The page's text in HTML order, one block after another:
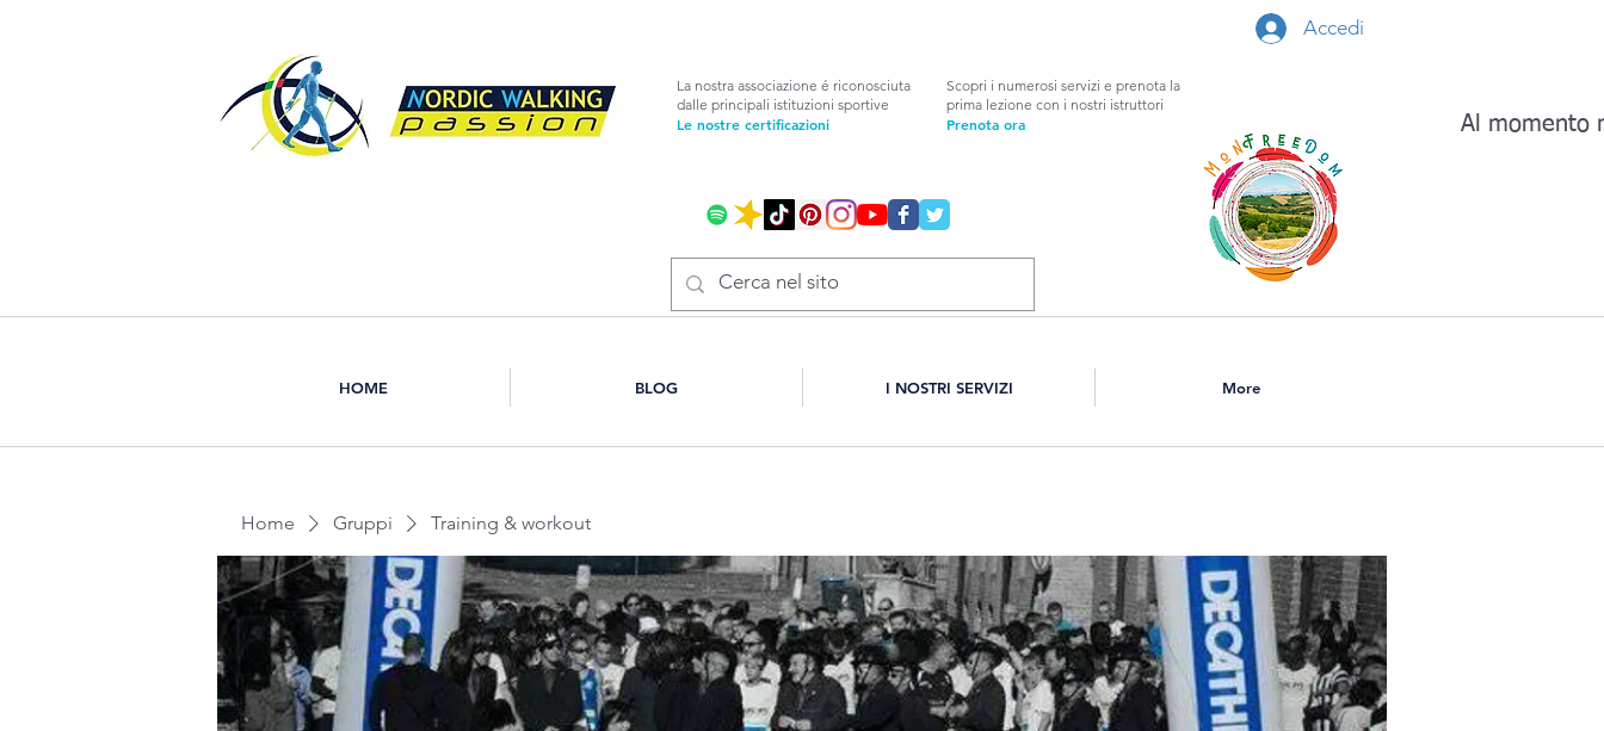
Accedi
La nostra associazione é riconosciuta
dalle principali istituzioni sportive
Le nostre certificazioni
Scopri i numerosi servizi e prenota la
prima lezione con i nostri istruttori
Prenota ora Al momento
HOME BLOG I NOSTRI SERVIZI More
Home Gruppi Training & workout